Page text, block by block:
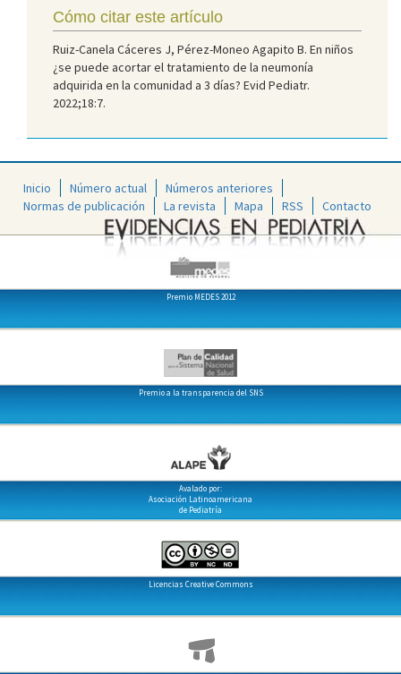
Cómo citar este artículo
Ruiz-Canela Cáceres J, Pérez-Moneo Agapito B. En niños
¿se puede acortar el tratamiento de la neumonía
adquirida en la comunidad a 3 días? Evid Pediatr.
2022;18:7.
Inicio Número actual
Números anteriores
Normas de publicación
La revista Mapa RSS Contacto
Premio MEDES 2012
Premio a la transparencia del SNS
Avalado por:
Asociación Latinoamericana
de Pediatría
Licencias Creative Commons